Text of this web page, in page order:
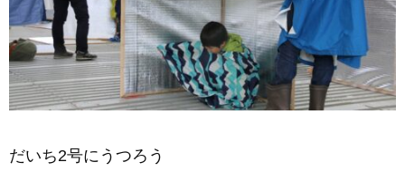
だいち2号にうつろう